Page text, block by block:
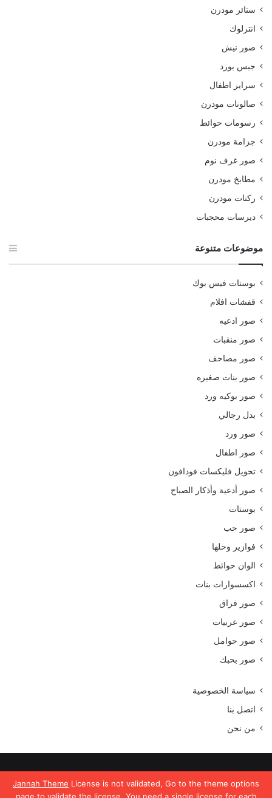
Jannah Theme License is not validated, Go to the theme options
ستائر مودرن
انترلوك
صور نيش
جبس بورد
سراير اطفال
صالونات مودرن
رسومات حوائط
جزامة مودرن
صور غرف نوم
مطابخ مودرن
ركنات مودرن
ديرسات محجبات
موضوعات متنوعة
بوستات فيس بوك
قفشات افلام
صور ادعيه
صور منقبات
صور مصاحف
صور بنات صغيره
صور بوكيه ورد
بدل رجالي
صور ورد
صور اطفال
تحويل فليكسات فودافون
صور أدعية وأذكار الصباح
بوستات
صور حب
فوازير وحلها
الوان حوائط
اكسسوارات بنات
صور فراق
صور عربيات
صور حوامل
صور بحبك
سياسة الخصوصية
اتصل بنا
من نحن